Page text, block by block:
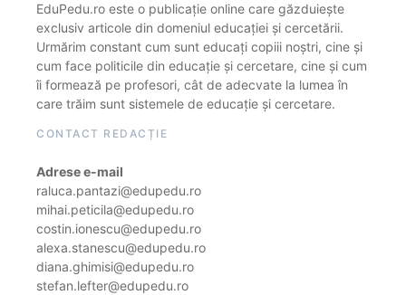
EduPedu.ro este o publicație online care găzduiește
exclusiv articole din domeniul educației și cercetării.
Urmărim constant cum sunt educați copiii noștri, cine și
cum face politicile din educație și cercetare, cine și cum
îi formează pe profesori, cât de adecvate la lumea în
care trăim sunt sistemele de educație și cercetare.
CONTACT REDACȚIE
Adrese e-mail
raluca.pantazi@edupedu.ro
mihai.peticila@edupedu.ro
costin.ionescu@edupedu.ro
alexa.stanescu@edupedu.ro
diana.ghimisi@edupedu.ro
stefan.lefter@edupedu.ro